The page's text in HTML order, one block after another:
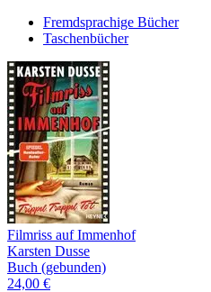
Fremdsprachige Bücher
Taschenbücher
Filmriss auf Immenhof
Karsten Dusse
Buch (gebunden)
24,00 €